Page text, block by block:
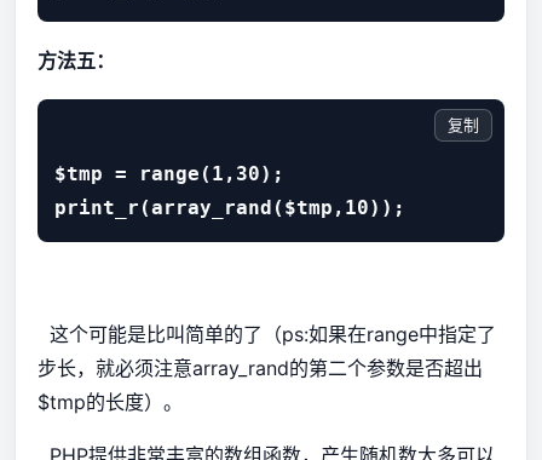
方法五：
$tmp = range(1,30);
print_r(array_rand($tmp,10));
复制
这个可能是比叫简单的了（ps:如果在range中指定了
步长，就必须注意array_rand的第二个参数是否超出
$tmp的长度）。
PHP提供非常丰富的数组函数，产生随机数大多可以